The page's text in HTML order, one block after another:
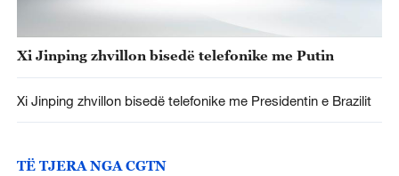
Xi Jinping zhvillon bisedë telefonike me Putin
Xi Jinping zhvillon bisedë telefonike me Presidentin e Brazilit
TË TJERA NGA CGTN